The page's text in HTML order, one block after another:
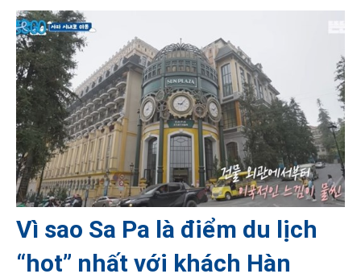
Vì sao Sa Pa là điểm du lịch
“hot” nhất với khách Hàn